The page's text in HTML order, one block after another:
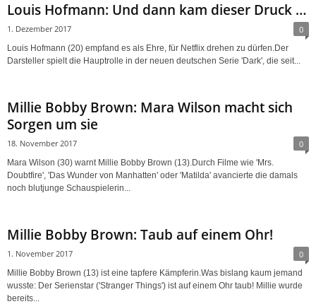
Louis Hofmann: Und dann kam dieser Druck …
1. Dezember 2017 0
Louis Hofmann (20) empfand es als Ehre, für Netflix drehen zu dürfen.Der
Darsteller spielt die Hauptrolle in der neuen deutschen Serie 'Dark', die seit...
Millie Bobby Brown: Mara Wilson macht sich
Sorgen um sie
18. November 2017 0
Mara Wilson (30) warnt Millie Bobby Brown (13).Durch Filme wie 'Mrs.
Doubtfire', 'Das Wunder von Manhatten' oder 'Matilda' avancierte die damals
noch blutjunge Schauspielerin...
Millie Bobby Brown: Taub auf einem Ohr!
1. November 2017 0
Millie Bobby Brown (13) ist eine tapfere Kämpferin.Was bislang kaum jemand
wusste: Der Serienstar ('Stranger Things') ist auf einem Ohr taub! Millie wurde
bereits...